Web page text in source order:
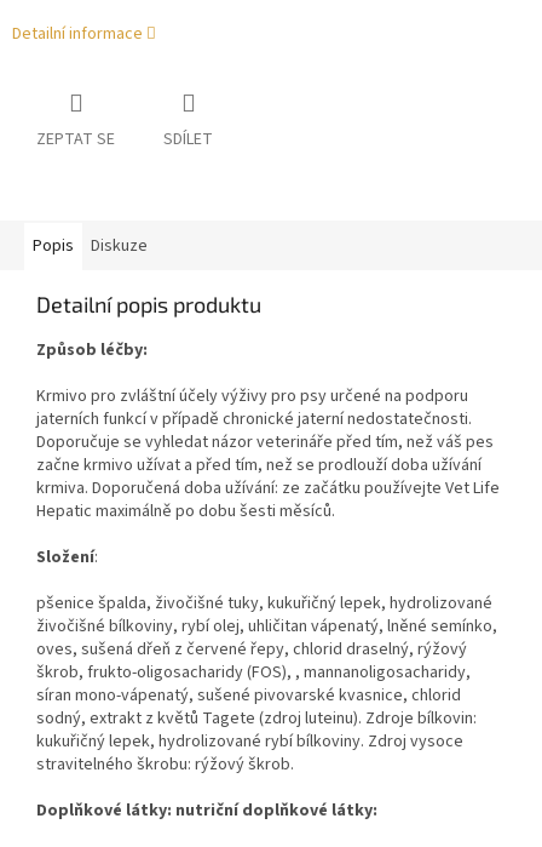
Detailní informace
ZEPTAT SE SDÍLET
Popis Diskuze
Detailní popis produktu
Způsob léčby:
Krmivo pro zvláštní účely výživy pro psy určené na podporu
jaterních funkcí v případě chronické jaterní nedostatečnosti.
Doporučuje se vyhledat názor veterináře před tím, než váš pes
začne krmivo užívat a před tím, než se prodlouží doba užívání
krmiva. Doporučená doba užívání: ze začátku používejte Vet Life
Hepatic maximálně po dobu šesti měsíců.
Složení:
pšenice špalda, živočišné tuky, kukuřičný lepek, hydrolizované
živočišné bílkoviny, rybí olej, uhličitan vápenatý, lněné semínko,
oves, sušená dřeň z červené řepy, chlorid draselný, rýžový
škrob, frukto-oligosacharidy (FOS), , mannanoligosacharidy,
síran mono-vápenatý, sušené pivovarské kvasnice, chlorid
sodný, extrakt z květů Tagete (zdroj luteinu). Zdroje bílkovin:
kukuřičný lepek, hydrolizované rybí bílkoviny. Zdroj vysoce
stravitelného škrobu: rýžový škrob.
Doplňkové látky: nutriční doplňkové látky: